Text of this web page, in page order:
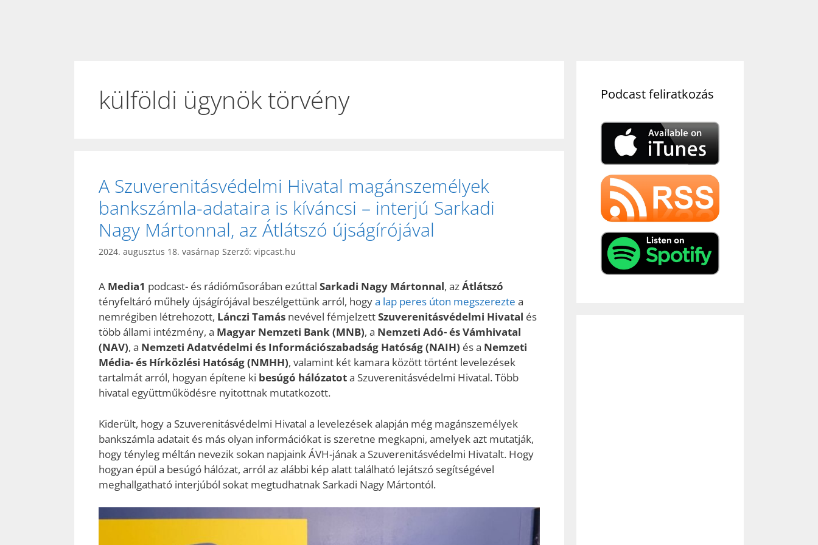
külföldi ügynök törvény
A Szuverenitásvédelmi Hivatal magánszemélyek
bankszámla-adataira is kíváncsi – interjú Sarkadi
Nagy Mártonnal, az Átlátszó újságírójával
2024. augusztus 18. vasárnap Szerző: vipcast.hu
A Media1 podcast- és rádióműsorában ezúttal Sarkadi Nagy Mártonnal, azÁtlátszó
tényfeltáró műhely újságírójával beszélgettünk arról, hogya lap peres úton megszerezte a
nemrégiben létrehozott, Lánczi Tamás nevével fémjelzettSzuverenitásvédelmi Hivatal és
több állami intézmény, a Magyar Nemzeti Bank (MNB), a Nemzeti Adó- és Vámhivatal
(NAV), a Nemzeti Adatvédelmi és Információszabadság Hatóság (NAIH) és a Nemzeti
Média- és Hírközlési Hatóság (NMHH), valamint két kamara között történt levelezések
tartalmát arról, hogyan építene ki besúgó hálózatota Szuverenitásvédelmi Hivatal. Több
hivatal együttműködésre nyitottnak mutatkozott.
Kiderült, hogy a Szuverenitásvédelmi Hivatal a levelezések alapján még magánszemélyek
bankszámla adatait és más olyan információkat is szeretne megkapni, amelyek azt mutatják,
hogy tényleg méltán nevezik sokan napjaink ÁVH-jának a Szuverenitásvédelmi Hivatalt. Hogy
hogyan épül a besúgó hálózat, arról az alábbi kép alatt található lejátszó segítségével
meghallgatható interjúból sokat megtudhatnak Sarkadi Nagy Mártontól.
Podcast feliratkozás